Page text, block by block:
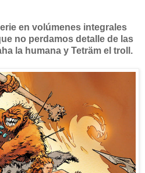
en volúmenes integrales
no perdamos detalle de las
la humana y Teträm el troll.